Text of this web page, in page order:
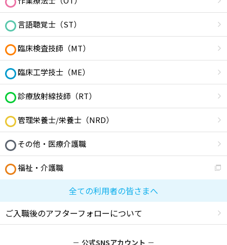
言語聴覚士（ST）
臨床検査技師（MT）
臨床工学技士（ME）
診療放射線技師（RT）
管理栄養士/栄養士（NRD）
その他・医療介護職
福祉・介護職
全ての利用者の皆さまへ
ご入職後のアフターフォローについて
公式SNSアカウント